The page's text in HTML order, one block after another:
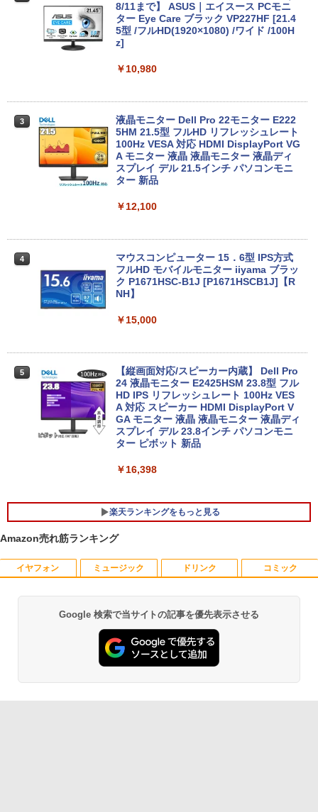
かせパソコン Core i5 第10世代 メモリ8
GB 16GB SSD240GB 15インチ Window
s11 WPS Office 1年保証 ノートパソコン
【CA】 中古ノートパソコン WIN11 中古
ノートパソコン中古 ノート ウィンドウズ
￥32,800
MS Office 2024 H&B 搭載｜14型 WEB
カメラ 指紋認証 搭載モデル｜中古 ノー
トパソコン Windows11 Office 付き｜D
降 1.60GHz 4コア 8スレッド メモリ 8G
￥29,800
ore i7-1.9GHz(8650U)/メモリ16GB/SSD
￥33,000
15.6型 ノートパソコン フルHD Lenovo
ThinkPad L590 Core i5 8265U m.2SSD
256G メモリ8G Wi-Fi USBType-C Web
8/11まで】 ASUS｜エイスース PCモニ
ター Eye Care ブラック VP227HF [21.4
5型 /フルHD(1920×1080) /ワイド /100H
z]
￥10,980
3
液晶モニター Dell Pro 22モニター E222
5HM 21.5型 フルHD リフレッシュレート
100Hz VESA 対応 HDMI DisplayPort VG
A モニター 液晶 液晶モニター 液晶ディ
スプレイ デル 21.5インチ パソコンモニ
ター 新品
￥12,100
4
マウスコンピューター 15．6型 IPS方式
フルHD モバイルモニター iiyama ブラッ
ク P1671HSC-B1J [P1671HSCB1J]【R
NH】
￥15,000
5
【縦画面対応/スピーカー内蔵】 Dell Pro
24 液晶モニター E2425HSM 23.8型 フル
HD IPS リフレッシュレート 100Hz VES
A 対応 スピーカー HDMI DisplayPort V
GA モニター 液晶 液晶モニター 液晶ディ
スプレイ デル 23.8インチ パソコンモニ
ター ピボット 新品
￥16,398
楽天ランキングをもっと見る
1
【9月上旬発送予定】 ハンターハンター
ト 最新 冨樫 義博 集英社 ジャンプコミッ
クス 漫画 マンガ まんが 全巻セット 【送
￥19,096
Amazon売れ筋ランキング
イヤフォン
Anker Soundcore P40i オフホワイト
￥7,990
ミュージック
BRUCE WAYNE feat. Flo Milli, ATL Jacob
[Explicit]
￥250
ドリンク
【Amazon.co.jp限定】 い・ろ・は・す 2L P
ET ラベルレス ×8本
￥1,112
コミック
薬屋のひとりごと 17巻 (デジタル版ビッグガ
ンガンコミックス)
￥770
Google 検索で当サイトの記事を優先表示させる